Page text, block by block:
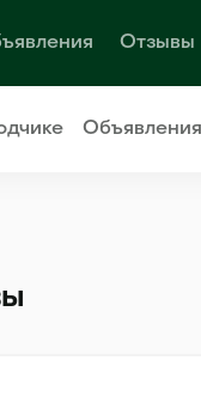
Отзывы